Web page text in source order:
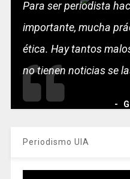
Para ser periodista
importante, mucha
ética. Hay tantos
no tienen noticias se
-
Periodismo UIA